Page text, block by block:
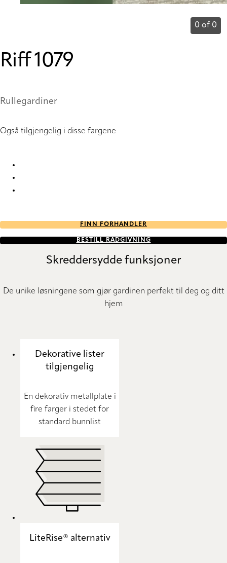
0 of 0
Riff 1079
Rullegardiner
Også tilgjengelig i disse fargene
FINN FORHANDLER
BESTILL RÅDGIVNING
Skreddersydde funksjoner
De unike løsningene som gjør gardinen perfekt til deg og ditt
hjem
Dekorative lister
tilgjengelig
En dekorativ metallplate i
fire farger i stedet for
standard bunnlist
LiteRise® alternativ